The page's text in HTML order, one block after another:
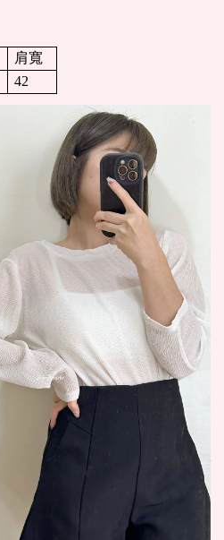
肩寬
42